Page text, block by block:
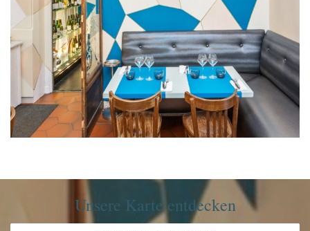
Unsere Karte entdecken